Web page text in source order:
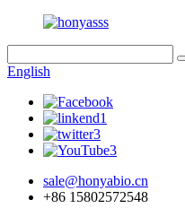
English
sale@honyabio.cn
+86 15802572548